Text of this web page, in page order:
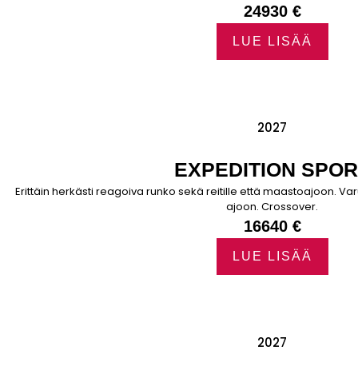
24930 €
LUE LISÄÄ
2027
EXPEDITION
Erittäin herkästi reagoiva runko sekä reitille että maastoajoon.
ajoon. Crossover.
16640 €
LUE LISÄÄ
2027